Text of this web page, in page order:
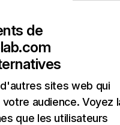
de
sites web qui
audience. Voyez
que les utilisateurs